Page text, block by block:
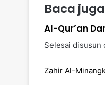
Baca
Al-Qur’an
Selesai disusun
Zahir Al-